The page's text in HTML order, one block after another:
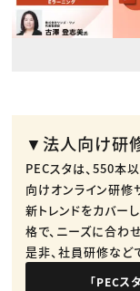
▼法人向け研修
PECスタは、550本
向けオンライン研修
新トレンドをカバー
格で、ニーズに合わ
是非、社員研修など
「PECス